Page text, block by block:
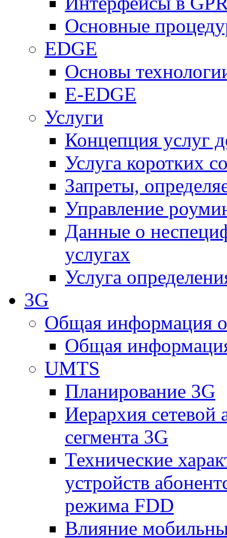
Основные
EDGE
Основы
E-EDGE
Услуги
Концепция услуг
Услуга коротких
Запреты,
Управление
Данные о
услугах
Услуга
3G
Общая информация
Общая
UMTS
Планирование 3G
Иерархия сетевой
сегмента 3G
Технические
устройств
режима FDD
Влияние